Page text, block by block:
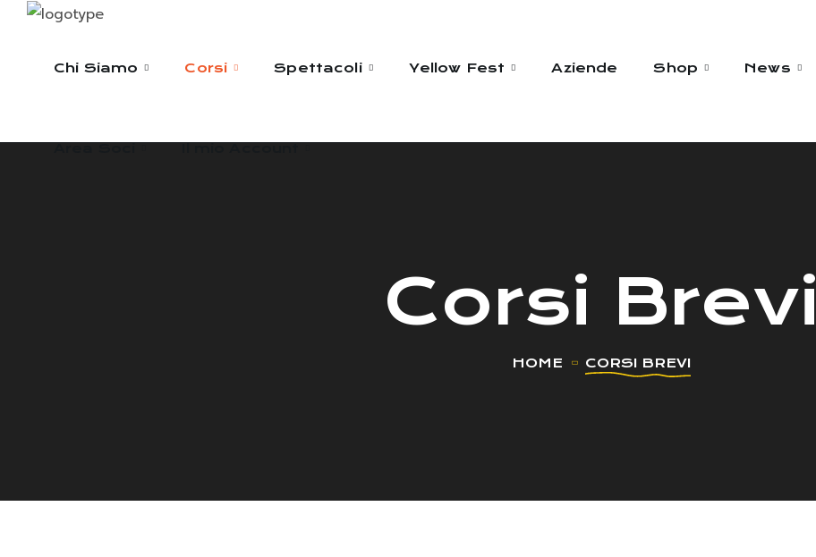
Chi Siamo Corsi Spettacoli Yellow Fest Aziende Shop News
Area Soci
Corsi Brevi
HOME CORSI BREVI